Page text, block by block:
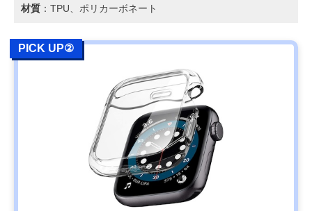
材質 ：TPU、ポリカーボネート
PICK UP②